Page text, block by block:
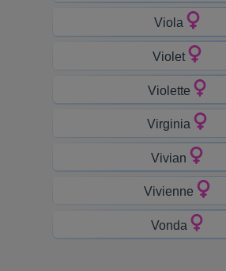
Viola
Violet
Violette
Virginia
Vivian
Vivienne
Vonda